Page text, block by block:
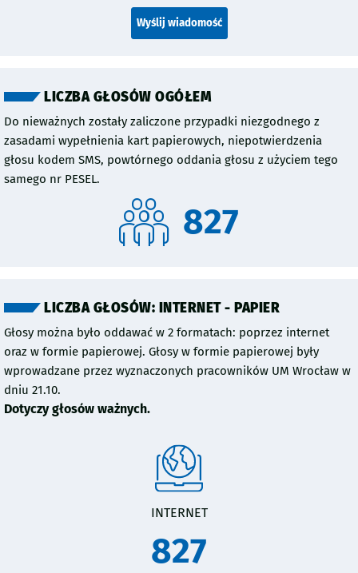
Wyślij wiadomość
LICZBA GŁOSÓW OGÓŁEM
Do nieważnych zostały zaliczone przypadki niezgodnego z
zasadami wypełnienia kart papierowych, niepotwierdzenia
głosu kodem SMS, powtórnego oddania głosu z użyciem tego
samego nr PESEL.
827
LICZBA GŁOSÓW: INTERNET - PAPIER
Głosy można było oddawać w 2 formatach: poprzez internet
oraz w formie papierowej. Głosy w formie papierowej były
wprowadzane przez wyznaczonych pracowników UM Wrocław w
dniu 21.10.
Dotyczy głosów ważnych.
INTERNET
827